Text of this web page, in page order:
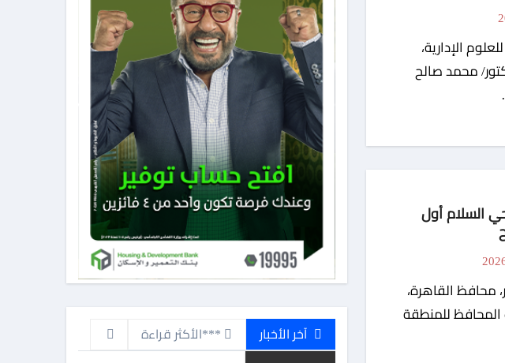
محمد صالح
السلام أول
المحافظ للمنطقة
آخر الأخبار ***الأكثر قراءة